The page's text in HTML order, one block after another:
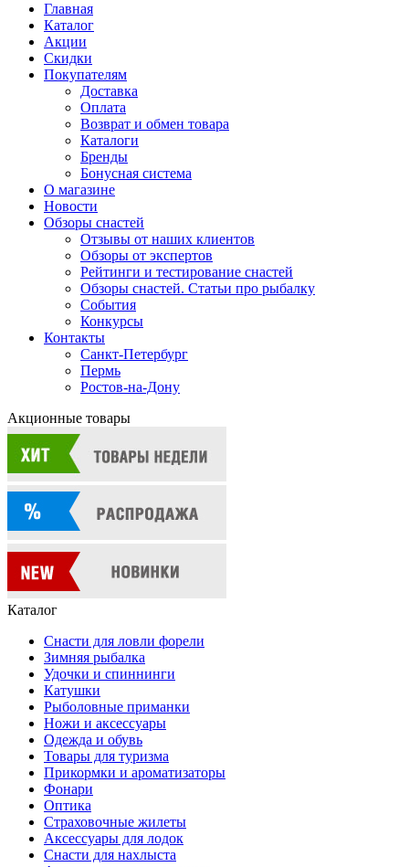
Главная
Каталог
Акции
Скидки
Покупателям
Доставка
Оплата
Возврат и обмен товара
Каталоги
Бренды
Бонусная система
О магазине
Новости
Обзоры снастей
Отзывы от наших клиентов
Обзоры от экспертов
Рейтинги и тестирование снастей
Обзоры снастей. Статьи про рыбалку
События
Конкурсы
Контакты
Санкт-Петербург
Пермь
Ростов-на-Дону
Акционные товары
Каталог
Снасти для ловли форели
Зимняя рыбалка
Удочки и спиннинги
Катушки
Рыболовные приманки
Ножи и аксессуары
Одежда и обувь
Товары для туризма
Прикормки и ароматизаторы
Фонари
Оптика
Страховочные жилеты
Аксессуары для лодок
Снасти для нахлыста